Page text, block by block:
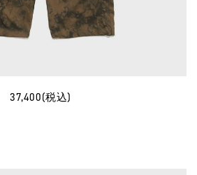
37,400(税込)